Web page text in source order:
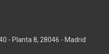
- Planta 8, 28046 - Madrid